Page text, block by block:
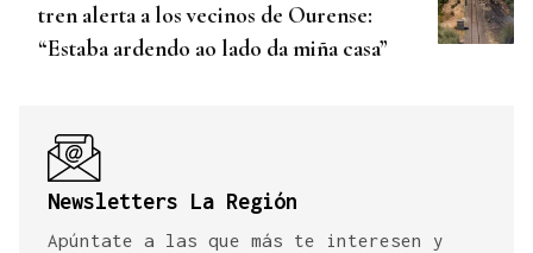
tren alerta a los vecinos de Ourense:
“Estaba ardendo ao lado da miña casa”
Newsletters La Región
Apúntate a las que más te interesen y